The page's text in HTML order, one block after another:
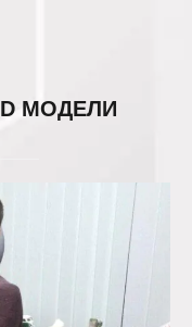
МОДЕЛИ